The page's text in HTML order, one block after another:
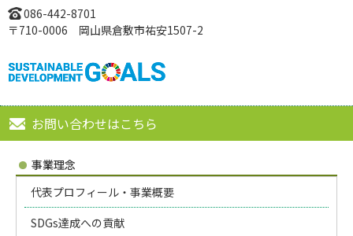
086-442-8701
〒710-0006 岡山県倉敷市祐安1507-2
お問い合わせはこちら
事業理念
代表プロフィール・事業概要
SDGs達成への貢献